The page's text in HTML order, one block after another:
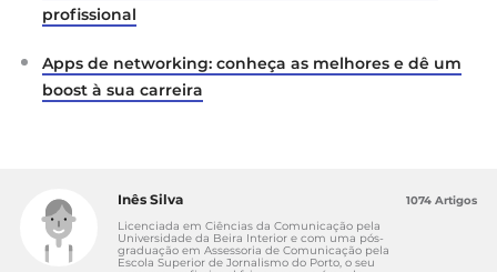
profissional
Apps de networking: conheça as melhores e dê um
boost à sua carreira
Inês Silva
Licenciada em Ciências da Comunicação pela
Universidade da Beira Interior e com uma pós-
graduação em Assessoria de Comunicação pela
Escola Superior de Jornalismo do Porto, o seu
1074 Artigos